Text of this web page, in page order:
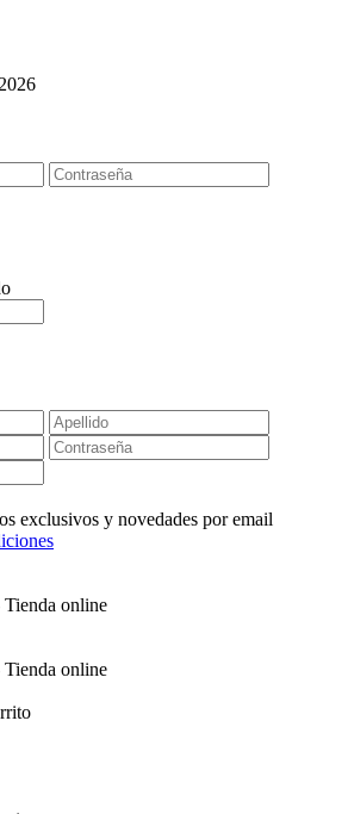
exclusivos y novedades por email